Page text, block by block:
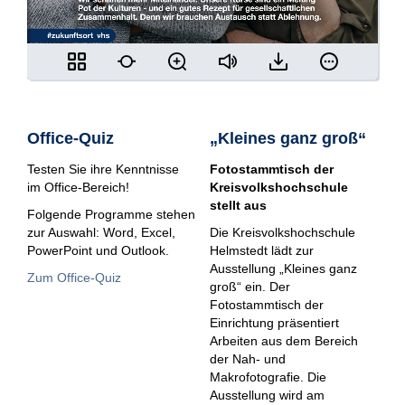
Office-Quiz
Testen Sie ihre Kenntnisse
im Office-Bereich!
Folgende Programme stehen
zur Auswahl: Word, Excel,
PowerPoint und Outlook.
Zum Office-Quiz
„Kleines ganz groß“
Fotostammtisch der
Kreisvolkshochschule
stellt aus
Die Kreisvolkshochschule
Helmstedt lädt zur
Ausstellung „Kleines ganz
groß“ ein. Der
Fotostammtisch der
Einrichtung präsentiert
Arbeiten aus dem Bereich
der Nah- und
Makrofotografie. Die
Ausstellung wird am